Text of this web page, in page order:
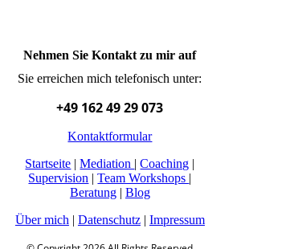
Nehmen Sie Kontakt zu mir auf
Sie erreichen mich telefonisch unter:
+49 162 49 29 073
Kontaktformular
Startseite |Mediation |Coaching |
Supervision |Team Workshops |
Beratung| Blog
Über mich | Datenschutz| Impressum